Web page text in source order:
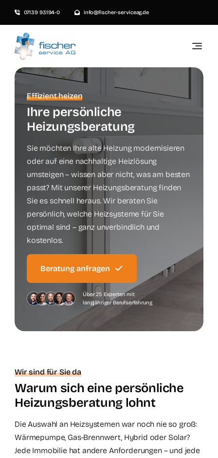
content
07139 93194-0 info@fischer-serviceag.de
Toggle
Gewerbekunden
Unternehmen
Karriere
In 1-2 Minuten bewerben
Unser Ratgeber
News & Blog
Effizient heizen
Ihre persönliche
Heizungsberatung
Sie möchten Ihre alte Heizung modernisieren
oder auf eine nachhaltige Heizlösung
umsteigen – wissen aber nicht, was am besten
passt? Mit unserer Heizungsberatung finden
Sie es schnell heraus. Wir beraten Sie
persönlich, welche Heizsysteme für Sie
optimal sind – ganz unverbindlich und
kostenlos.
Beratung anfragen
Über 25 Experten mit
langjähriger Berufserfahrung
Wir sind für Sie da
Warum sich eine persönliche
Heizungsberatung lohnt
Die Auswahl an Heizsystemen war noch nie so groß:
Wärmepumpe, Gas-Brennwert, Hybrid oder Solar?
Jede Immobilie hat andere Anforderungen – und jede